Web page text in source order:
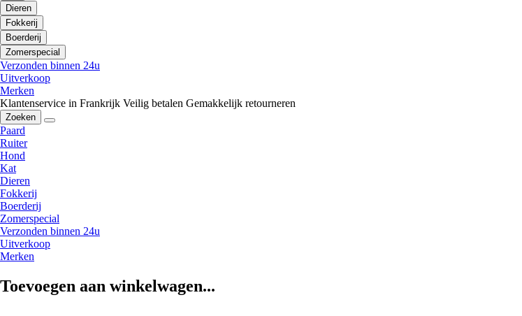
Dieren
Fokkerij
Boerderij
Zomerspecial
Verzonden binnen 24u
Uitverkoop
Merken
Klantenservice in Frankrijk Veilig betalen Gemakkelijk retourneren
Zoeken
Paard
Ruiter
Hond
Kat
Dieren
Fokkerij
Boerderij
Zomerspecial
Verzonden binnen 24u
Uitverkoop
Merken
Toevoegen aan winkelwagen...